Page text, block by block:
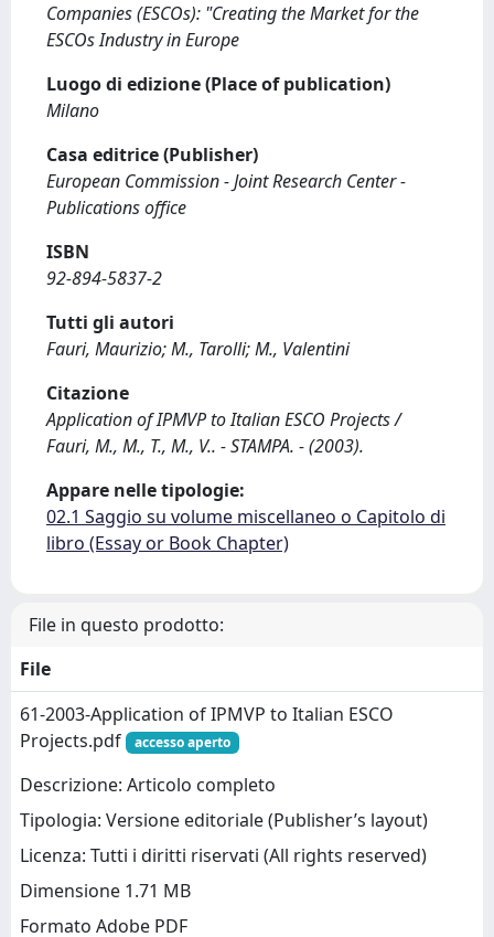
Companies (ESCOs): "Creating the Market for the
ESCOs Industry in Europe
Luogo di edizione (Place of publication)
Milano
Casa editrice (Publisher)
European Commission - Joint Research Center -
Publications office
ISBN
92-894-5837-2
Tutti gli autori
Fauri, Maurizio; M., Tarolli; M., Valentini
Citazione
Application of IPMVP to Italian ESCO Projects /
Fauri, M., M., T., M., V.. - STAMPA. - (2003).
Appare nelle tipologie:
02.1 Saggio su volume miscellaneo o Capitolo di
libro (Essay or Book Chapter)
File in questo prodotto:
File
61-2003-Application of IPMVP to Italian ESCO
Projects.pdf
accesso aperto
Descrizione: Articolo completo
Tipologia: Versione editoriale (Publisher’s layout)
Licenza: Tutti i diritti riservati (All rights reserved)
Dimensione 1.71 MB
Formato Adobe PDF